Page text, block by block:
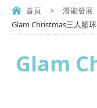
首頁 > 潛能發展
Glam Christmas三人籃
Glam